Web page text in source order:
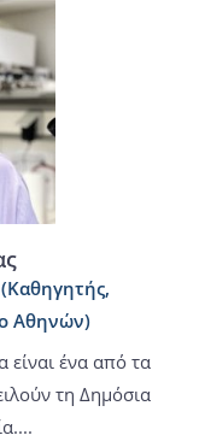
Αθηνών)
είναι ένα από τα
τη Δημόσια